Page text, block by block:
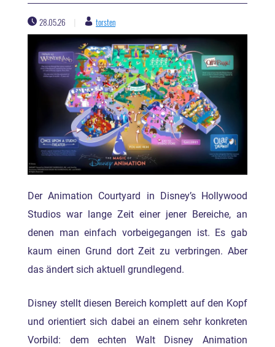
28.05.26 | torsten
Der Animation Courtyard in Disney’s Hollywood
Studios war lange Zeit einer jener Bereiche, an
denen man einfach vorbeigegangen ist. Es gab
kaum einen Grund dort Zeit zu verbringen. Aber
das ändert sich aktuell grundlegend.
Disney stellt diesen Bereich komplett auf den Kopf
und orientiert sich dabei an einem sehr konkreten
Vorbild: dem echten Walt Disney Animation